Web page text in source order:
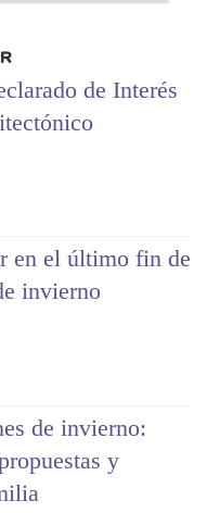
de Interés
en el último fin de
invierno
de invierno:
y